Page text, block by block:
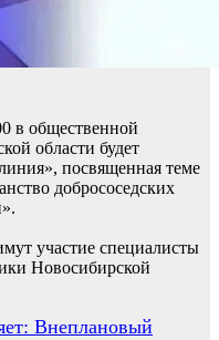
в общественной
области будет
посвященная теме
добрососедских
участие специалисты
Новосибирской
Внеплановый